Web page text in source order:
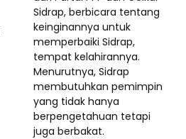
Sidrap, berbicara tentang
keinginannya untuk
memperbaiki Sidrap,
tempat kelahirannya.
Menurutnya, Sidrap
membutuhkan pemimpin
yang tidak hanya
berpengetahuan tetapi
juga berbakat.